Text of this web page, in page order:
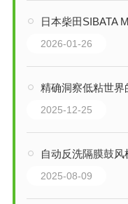
日本柴田SIBATA
2026-01-26
精确洞察低粘世界的流
2025-12-25
自动反洗隔膜鼓风
2025-08-09